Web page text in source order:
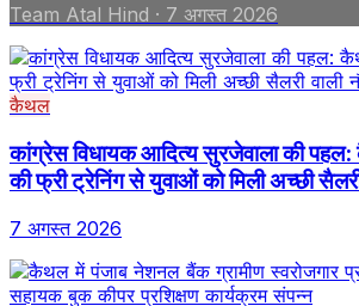
Team Atal Hind · 7 अगस्त 2026
कैथल
कांग्रेस विधायक आदित्य सुरजेवाला की
की फ्री ट्रेनिंग से युवाओं को मिली अच्छी सैलरी
7 अगस्त 2026